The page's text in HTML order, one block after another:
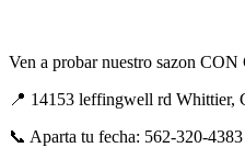
Ven a probar nuestro sazon
📍 14153 leffingwell rd Whittier,
📞 Aparta tu fecha: 562-320-4383